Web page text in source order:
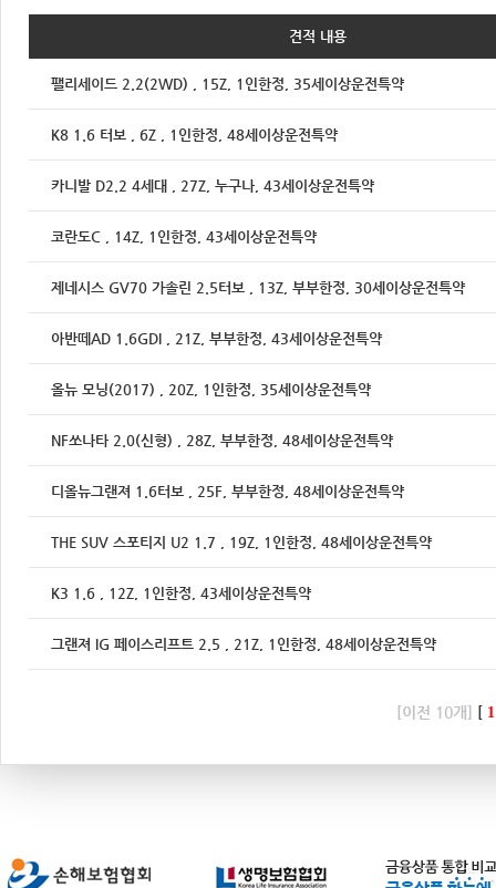
견적 내용
팰리세이드 2.2(2WD) , 15Z, 1인한정, 35세이상운전특약
K8 1.6 터보 , 6Z , 1인한정, 48세이상운전특약
카니발 D2.2 4세대 , 27Z, 누구나, 43세이상운전특약
코란도C , 14Z, 1인한정, 43세이상운전특약
제네시스 GV70 가솔린 2.5터보 , 13Z, 부부한정, 30세이상운전특약
아반떼AD 1.6GDI , 21Z, 부부한정, 43세이상운전특약
올뉴 모닝(2017) , 20Z, 1인한정, 35세이상운전특약
NF쏘나타 2.0(신형) , 28Z, 부부한정, 48세이상운전특약
디올뉴그랜져 1.6터보 , 25F, 부부한정, 48세이상운전특약
THE SUV 스포티지 U2 1.7 , 19Z, 1인한정, 48세이상운전특약
K3 1.6 , 12Z, 1인한정, 43세이상운전특약
그랜져 IG 페이스리프트 2.5 , 21Z, 1인한정, 48세이상운전특약
[이전 10개] [